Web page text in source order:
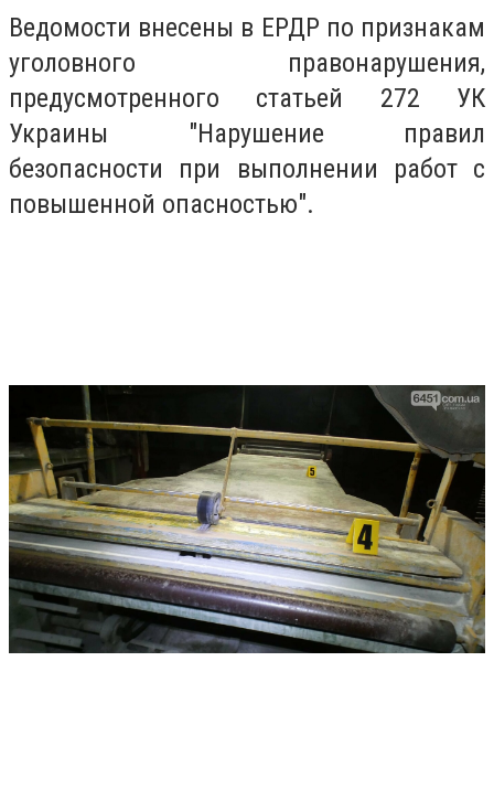
Ведомости внесены в ЕРДР по признакам
уголовного правонарушения,
предусмотренного статьей 272 УК
Украины "Нарушение правил
безопасности при выполнении работ с
повышенной опасностью".